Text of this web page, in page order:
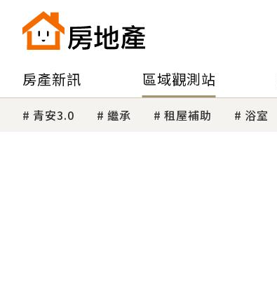
房產新訊 區域觀測站
青安3.0 繼承 租屋補助 浴室